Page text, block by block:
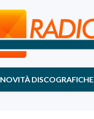
NOVITÀ DISCOGRAFICHE